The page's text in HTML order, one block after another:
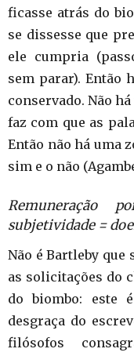
ficasse atrás do
se dissesse que
ele cumpria
sem parar). Então
conservado. Não
faz com que as
Então não há uma
sim e o não
Remuneração
subjetividade =
Não é Bartleby que
as solicitações do
do biombo: este
desgraça do
filósofos